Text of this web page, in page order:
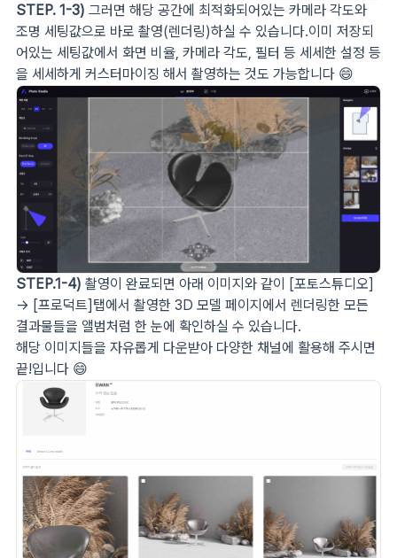
STEP. 1-3) 그러면 해당 공간에 최적화되어있는 카메라 각도와
조명 세팅값으로 바로 촬영(렌더링)하실 수 있습니다.이미 저장되
어있는 세팅값에서 화면 비율, 카메라 각도, 필터 등 세세한 설정 등
을 세세하게 커스터마이징 해서 촬영하는 것도 가능합니다 😄
STEP.1-4) 촬영이 완료되면 아래 이미지와 같이 [포토스튜디오]
→ [프로덕트]탭에서 촬영한 3D 모델 페이지에서 렌더링한 모든
결과물들을 앨범처럼 한 눈에 확인하실 수 있습니다.
해당 이미지들을 자유롭게 다운받아 다양한 채널에 활용해 주시면
끝!입니다 😄